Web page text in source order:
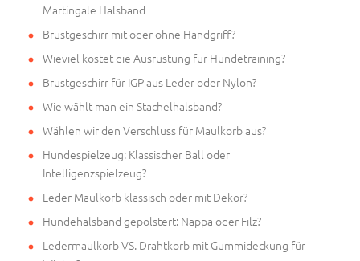
Martingale Halsband
Brustgeschirr mit oder ohne Handgriff?
Wieviel kostet die Ausrüstung für Hundetraining?
Brustgeschirr für IGP aus Leder oder Nylon?
Wie wählt man ein Stachelhalsband?
Wählen wir den Verschluss für Maulkorb aus?
Hundespielzeug: Klassischer Ball oder
Intelligenzspielzeug?
Leder Maulkorb klassisch oder mit Dekor?
Hundehalsband gepolstert: Nappa oder Filz?
Ledermaulkorb VS. Drahtkorb mit Gummideckung für